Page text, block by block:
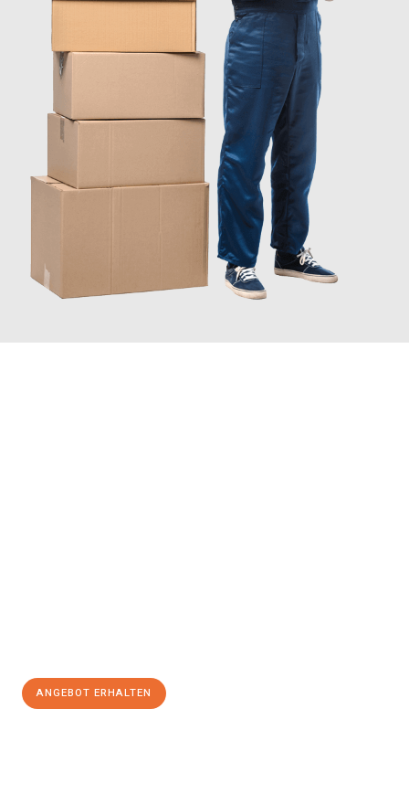
ANGEBOT ERHALTEN